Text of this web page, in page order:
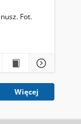
Fot.
Więcej